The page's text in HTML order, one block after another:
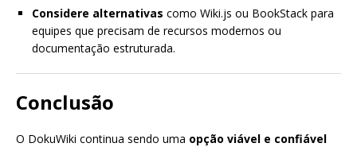
Considere alternativas como Wiki.js ou BookStack para
equipes que precisam de recursos modernos ou
documentação estruturada.
Conclusão
O DokuWiki continua sendo uma opção viável e confiável